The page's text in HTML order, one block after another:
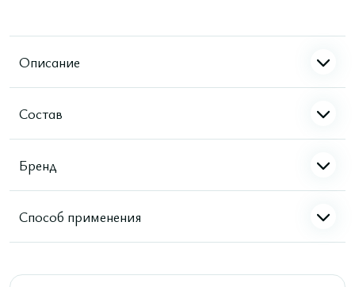
Описание
Состав
Бренд
Способ применения